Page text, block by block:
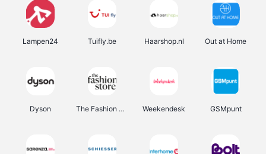
Lampen24 Tuifly.be Haarshop.nl Out at Home
Dyson The Fashion Store Weekendesk GSMpunt